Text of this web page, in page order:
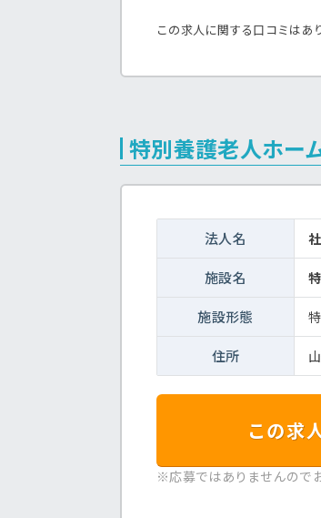
この求人に関する口コミはあ
特別養護老人ホー
法人名
施設名
施設形態
住所
この求
※応募ではありませんので